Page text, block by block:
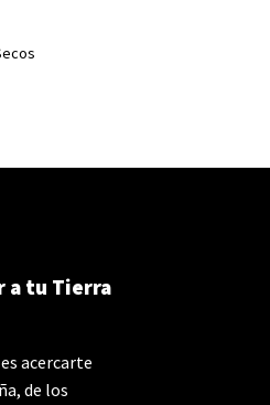
a tu Tierra
acercarte
de los